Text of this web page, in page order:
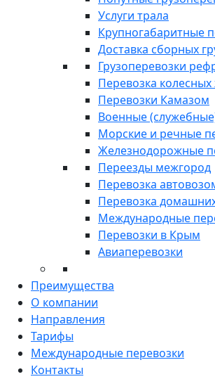
Услуги трала
Крупногабаритные
Доставка сборных
Грузоперевозки
Перевозка
Перевозки Камазом
Военные
Морские и речные
Железнодорожные
Переезды межгород
Перевозка
Перевозка
Международные
Перевозки в Крым
Авиаперевозки
Преимущества
О компании
Направления
Тарифы
Международные перевозки
Контакты